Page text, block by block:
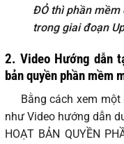
ĐỎ thì phần
trong giai đoạn
2. Video Hướng dẫn
bản quyền phần mềm
Bằng cách xem một
như Video hướng dẫn
HOẠT BẢN QUYỀN